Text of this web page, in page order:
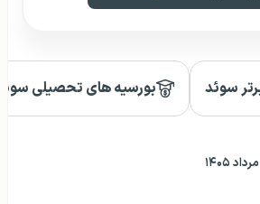
سوئد بورسیه های تحصیلی